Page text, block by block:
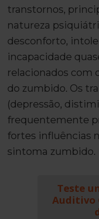
transtornos,
natureza
desconforto,
incapacidade
relacionados com
do zumbido. Os
(depressão,
frequentemente
fortes influências
sintoma zumbido.
Teste
Auditivo